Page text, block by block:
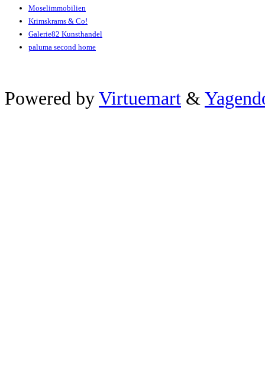
Moselimmobilien
Krimskrams & Co!
Galerie82 Kunsthandel
paluma second home
Xnxx
ব+ল+চ+দ+চ+দ+bangladeshi
Powered by Virtuemart &